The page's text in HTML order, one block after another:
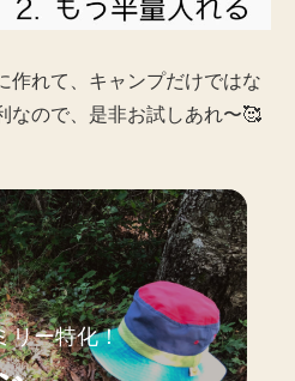
作れて、キャンプだけではな
なので、是非お試しあれ〜🥰
リー特化！